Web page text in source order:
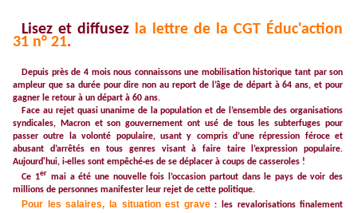
Lisez et diffusez la lettre de la CGT Éduc'action
31 n° 21.
Depuis près de 4 mois nous connaissons une mobilisation historique tant par son
ampleur que sa durée pour dire non au report de l’âge de départ à 64 ans, et pour
gagner le retour à un départ à 60 ans.
Face au rejet quasi unanime de la population et de l’ensemble des organisations
syndicales, Macron et son gouvernement ont usé de tous les subterfuges pour
passer outre la volonté populaire, usant y compris d’une répression féroce et
abusant d’arrêtés en tous genres visant à faire taire l’expression populaire.
Aujourd'hui, i·elles sont empêché·es de se déplacer à coups de casseroles !
Ce 1er mai a été une nouvelle fois l’occasion partout dans le pays de voir des
millions de personnes manifester leur rejet de cette politique.
Pour les salaires, la situation est grave: les revalorisations finalement